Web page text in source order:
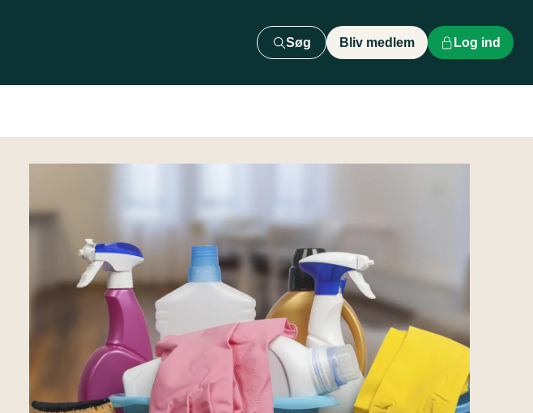
Søg Bliv medlem Log ind